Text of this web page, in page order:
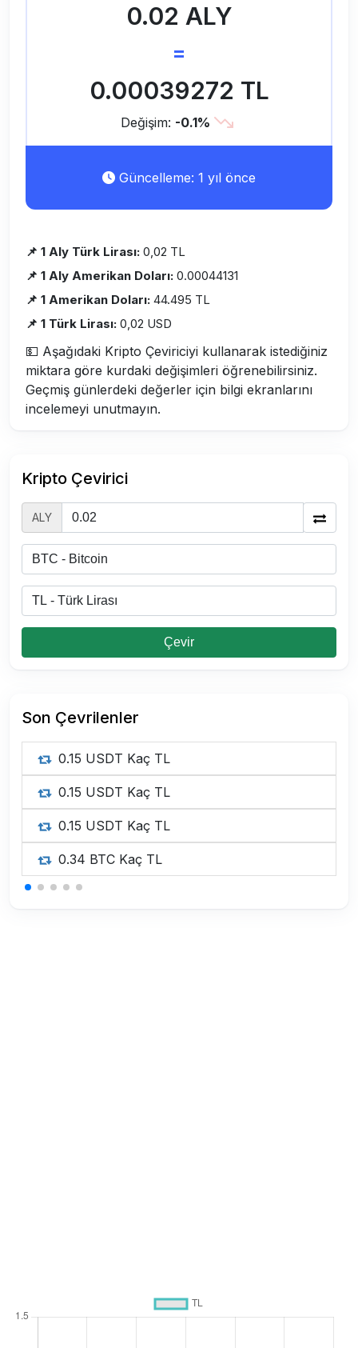
0.02 ALY
=
0.00039272 TL
Değişim: -0.1%
Güncelleme: 1 yıl önce
📌 1 Aly Türk Lirası: 0,02 TL
📌 1 Aly Amerikan Doları: 0.00044131
📌 1 Amerikan Doları: 44.495 TL
📌 1 Türk Lirası: 0,02 USD
💵 Aşağıdaki Kripto Çeviriciyi kullanarak istediğiniz
miktara göre kurdaki değişimleri öğrenebilirsiniz.
Geçmiş günlerdeki değerler için bilgi ekranlarını
incelemeyi unutmayın.
Kripto Çevirici
ALY
Çevir
Son Çevrilenler
0.15 USDT Kaç TL
0.15 USDT Kaç TL
0.15 USDT Kaç TL
0.34 BTC Kaç TL